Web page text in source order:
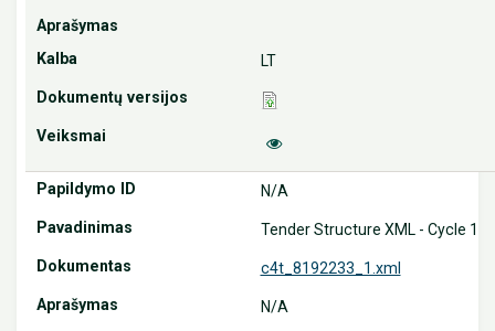
LT
N/A
Tender Structure XML - Cycle 1
c4t_8192233_1.xml
N/A